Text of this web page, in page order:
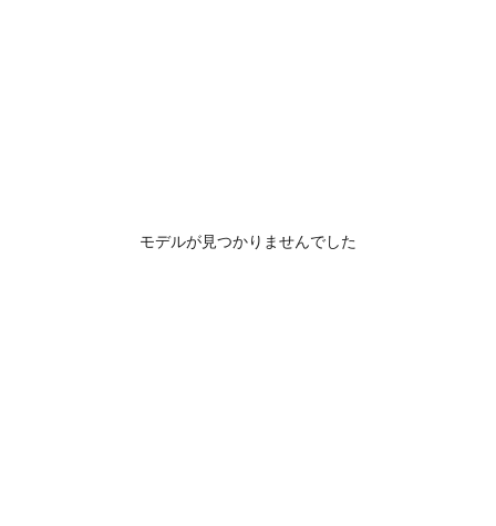
モデルが見つかりませんでした